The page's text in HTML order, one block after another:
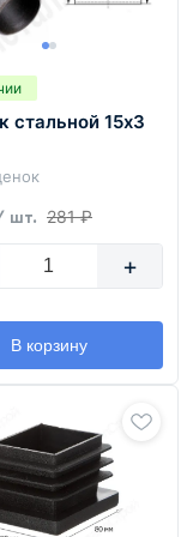
стальной 15х3
шт. 281 ₽
+
В корзину